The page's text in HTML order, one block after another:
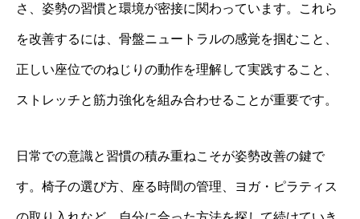
さ、姿勢の習慣と環境が密接に関わっています。これら
を改善するには、骨盤ニュートラルの感覚を掴むこと、
正しい座位でのねじりの動作を理解して実践すること、
ストレッチと筋力強化を組み合わせることが重要です。
日常での意識と習慣の積み重ねこそが姿勢改善の鍵で
す。椅子の選び方、座る時間の管理、ヨガ・ピラティス